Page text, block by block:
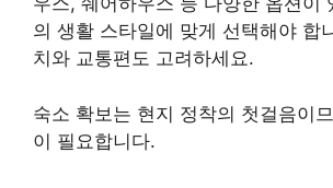
의 생활 스타일에 맞게 선택해야 합
치와 교통편도 고려하세요.
숙소 확보는 현지 정착의 첫걸음이
이 필요합니다.